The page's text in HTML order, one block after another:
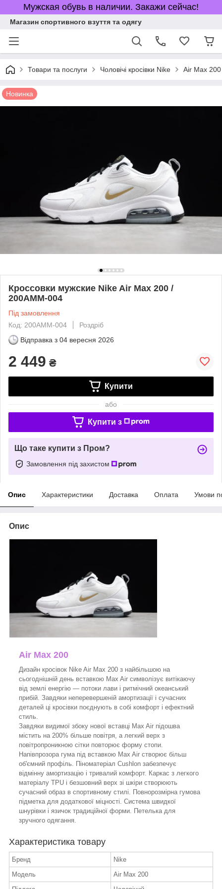
Мужская обувь в наличии. Закажи сейчас!
Магазин спортивного взуття та одягу
Товари та послуги Чоловічі кросівки Nike Air Max 200
Новинка
Кроссовки мужские Nike Air Max 200 /
200AMM-004
Під замовлення
Код: 200AMM-004
Роздріб
Відправка з 04 вересня 2026
2 449 ₴
Купити
або
Купити з
Що таке купити з Пром?
Замовлення під захистом
Опис Характеристики Доставка Оплата Умови
Опис
Air Max 200
Дизайн кросівок Nike Air Max 200 з найбільшою на
сьогоднішній день вставкою Max Air символізує витікаючу
від землі енергію — потоки лави і ритмічний океанський
прибій. Завдяки неперевершеній амортизації і сучасних
деталей ці кросівки поєднують в собі комфорт і ефектний
стиль.
Завдяки видимої збоку нової вставці Max Air підошва
містить на 200% більше повітря, а легкий верх з
повітропроникною сітки повторює форму стопи.
Напівпрозора гума під вставкою Max Air створює більш
об'ємний профіль. Піноматеріал Cushlon забезпечує
відмінну амортизацію і тривалий комфорт. Каркас з легкого
матеріалу TPU і безшовний верх зі шкіри створюють
сучасний образ в спортивному стилі. Повнорозмірна гумова
підметка для додаткової міцності. Система швидкої
шнурівки і язичок традиційної форми. Петелька для
зручного одягання.
Характеристика товару
Бренд
Nike
Модель
Air Max 200